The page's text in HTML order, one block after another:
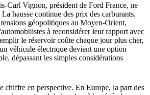
Carl Vignon, président de Ford France, ne
hausse continue des prix des carburants,
géopolitiques au Moyen-Orient,
à reconsidérer leur rapport avec
le réservoir coûte chaque jour plus cher,
véhicule électrique devient une option
dépassant les simples considérations
chiffre en perspective. En Europe, la part des